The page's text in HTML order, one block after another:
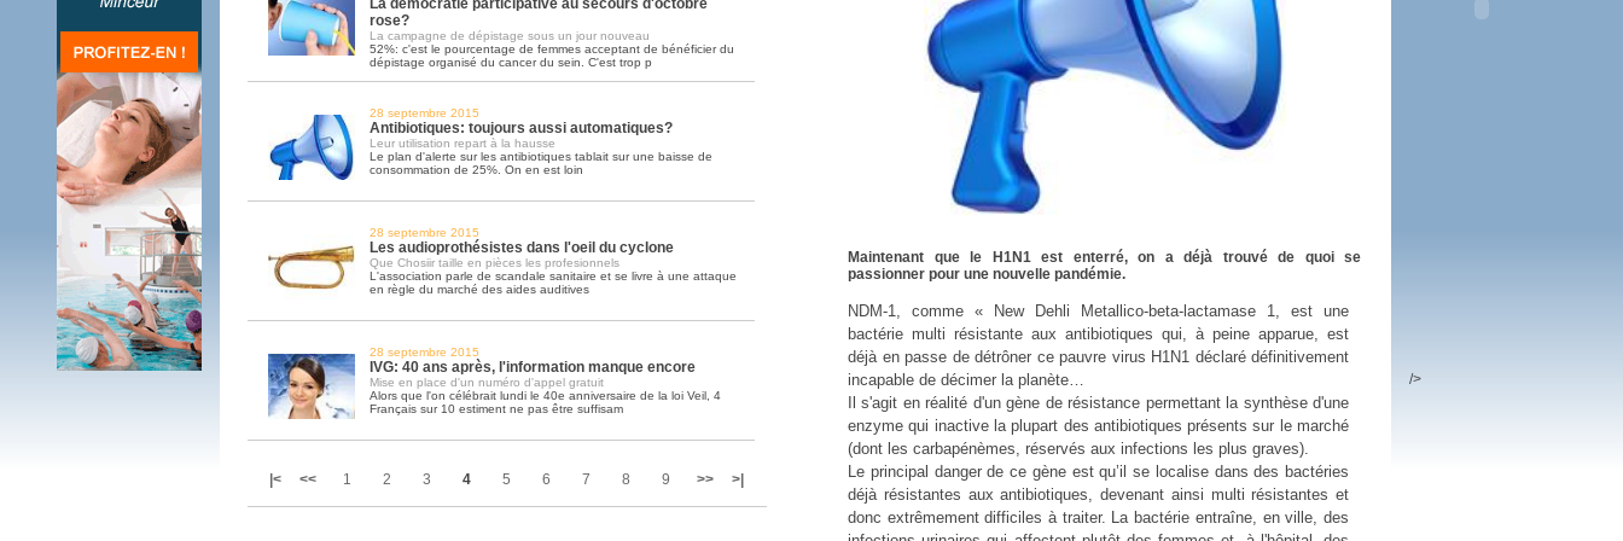
Soins palliatifs: 40 millions de plus en 2016
La journée mondiale des soins palliatifs n'a pas été inutile
lire la suite >>
La démocratie participative au secours d'octobre
rose?
La campagne de dépistage sous un jour nouveau
52%: c'est le pourcentage de femmes acceptant de bénéficier du
dépistage organisé du cancer du sein. C'est trop p
28 septembre 2015
Antibiotiques: toujours aussi automatiques?
Leur utilisation repart à la hausse
Le plan d'alerte sur les antibiotiques tablait sur une baisse de
consommation de 25%. On en est loin
28 septembre 2015
Les audioprothésistes dans l'oeil du cyclone
Que Chosiir taille en pièces les profesionnels
L'association parle de scandale sanitaire et se livre à une attaque
en règle du marché des aides auditives
28 septembre 2015
IVG: 40 ans après, l'information manque encore
Mise en place d'un numéro d'appel gratuit
Alors que l'on célébrait lundi le 40e anniversaire de la loi Veil, 4
Français sur 10 estiment ne pas être suffisam
|< << 1 2 3 4 5 6 7 8 9 >> >|
Maintenant que le H1N1 est enterré, on a déjà trouvé de quoi se
passionner pour une nouvelle pandémie.
NDM-1, comme « New Dehli Metallico-beta-lactamase 1, est une
bactérie multi résistante aux antibiotiques qui, à peine apparue, est
déjà en passe de détrôner ce pauvre virus H1N1 déclaré définitivement
incapable de décimer la planète…
Il s'agit en réalité d'un gène de résistance permettant la synthèse d'une
enzyme qui inactive la plupart des antibiotiques présents sur le marché
(dont les carbapénèmes, réservés aux infections les plus graves).
Le principal danger de ce gène est qu’il se localise dans des bactéries
déjà résistantes aux antibiotiques, devenant ainsi multi résistantes et
donc extrêmement difficiles à traiter. La bactérie entraîne, en ville, des
/>